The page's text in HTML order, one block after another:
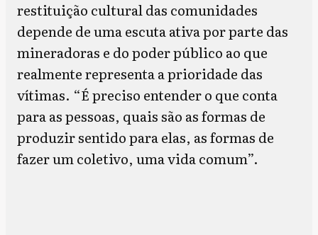
restituição cultural das comunidades
depende de uma escuta ativa por parte das
mineradoras e do poder público ao que
realmente representa a prioridade das
vítimas. “É preciso entender o que conta
para as pessoas, quais são as formas de
produzir sentido para elas, as formas de
fazer um coletivo, uma vida comum”.